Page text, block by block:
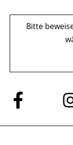
Bitte
Folge
uns
auf